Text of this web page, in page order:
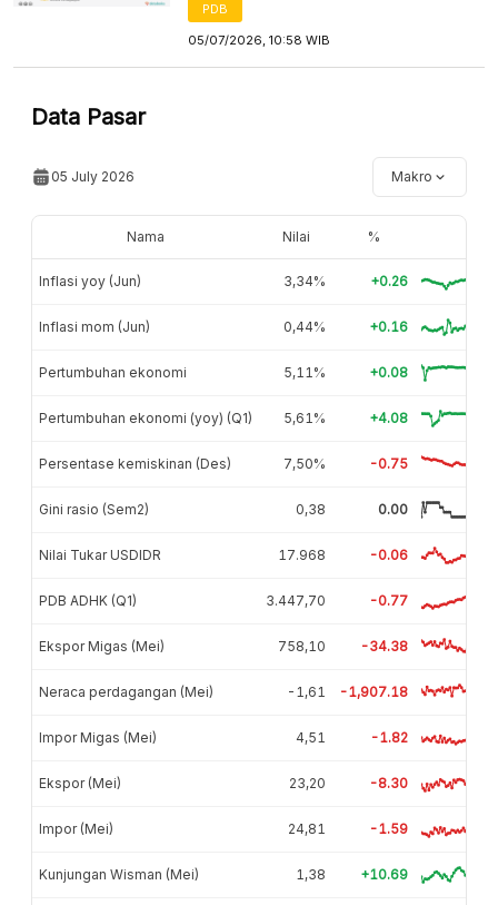
PDB
05/07/2026, 10:58 WIB
Data Pasar
05 July 2026 Makro
Nama Nilai %
Inflasi yoy (Jun) 3,34% +0.26
Inflasi mom (Jun) 0,44% +0.16
Pertumbuhan ekonomi 5,11% +0.08
Pertumbuhan ekonomi (yoy) (Q1) 5,61% +4.08
Persentase kemiskinan (Des) 7,50% -0.75
Gini rasio (Sem2) 0,38 0.00
Nilai Tukar USDIDR 17.968 -0.06
PDB ADHK (Q1) 3.447,70 -0.77
Ekspor Migas (Mei) 758,10 -34.38
Neraca perdagangan (Mei) -1,61 -1,907.18
Impor Migas (Mei) 4,51 -1.82
Ekspor (Mei) 23,20 -8.30
Impor (Mei) 24,81 -1.59
Kunjungan Wisman (Mei) 1,38 +10.69